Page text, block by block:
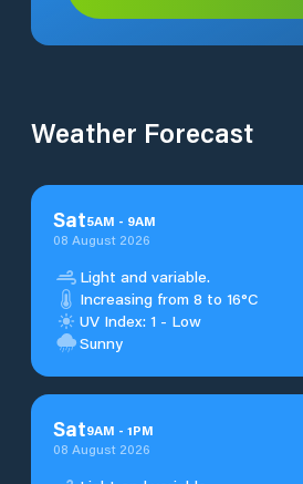
Weather Forecast
Sat5AM - 9AM
08 August 2026
Light and variable.
Increasing from 8 to 16°C
UV Index: 1 - Low
Sunny
Sat9AM - 1PM
08 August 2026